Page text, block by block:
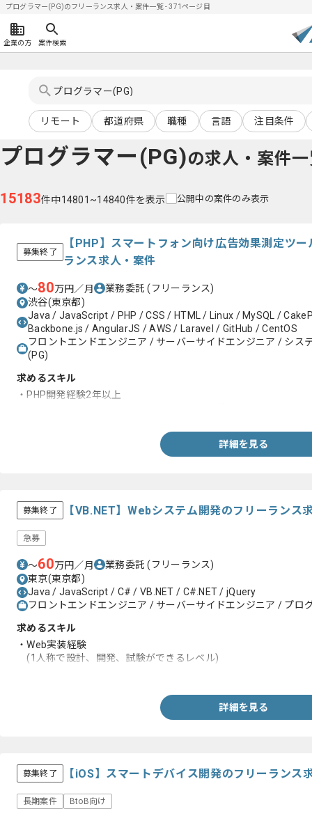
プログラマー(PG)のフリーランス求人・案件一覧 - 371ページ目
企業の方 案件検索
リモート 都道府県 職種 言語 注目条件
プログラマー(PG)の求人・案件
15183件中14801~14840件を表示 公開中の案件のみ表示
募集終了
【PHP】スマートフォン向け広告効果測定ツ
ランス求人・案件
〜80万円／月 業務委託(フリーランス)
渋谷(東京都)
Java / JavaScript / PHP / CSS / HTML / Linux / MySQL /
Backbone.js / AngularJS / AWS / Laravel / GitHub / CentOS
フロントエンドエンジニア / サーバーサイドエンジニア / シス
(PG)
求めるスキル
・PHP開発経験2年以上
詳細を見る
募集終了 【VB.NET】Webシステム開発のフリーランス
急募
〜60万円／月 業務委託(フリーランス)
東京(東京都)
Java / JavaScript / C# / VB.NET / C#.NET / jQuery
フロントエンドエンジニア / サーバーサイドエンジニア / プロ
求めるスキル
・Web実装経験
(1人称で設計、開発、試験ができるレベル)
詳細を見る
募集終了 【iOS】スマートデバイス開発のフリーランス
長期案件 BtoB向け